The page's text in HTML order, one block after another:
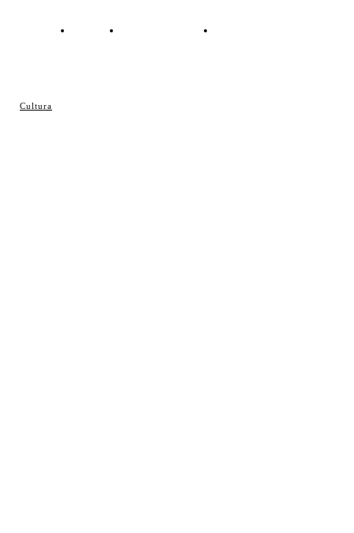
Cultura
Contacto Política de cookies